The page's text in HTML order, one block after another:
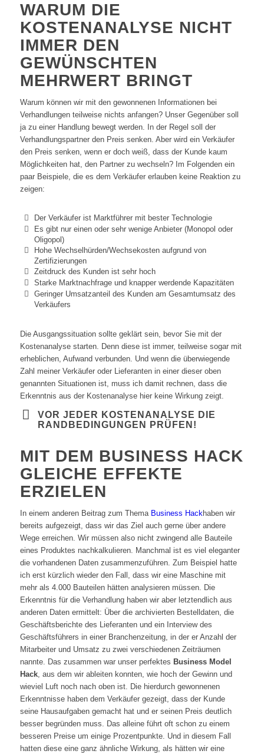
WARUM DIE
KOSTENANALYSE NICHT
IMMER DEN
GEWÜNSCHTEN
MEHRWERT BRINGT
Warum können wir mit den gewonnenen Informationen bei
Verhandlungen teilweise nichts anfangen? Unser Gegenüber soll
ja zu einer Handlung bewegt werden. In der Regel soll der
Verhandlungspartner den Preis senken. Aber wird ein Verkäufer
den Preis senken, wenn er doch weiß, dass der Kunde kaum
Möglichkeiten hat, den Partner zu wechseln? Im Folgenden ein
paar Beispiele, die es dem Verkäufer erlauben keine Reaktion zu
zeigen:
Der Verkäufer ist Marktführer mit bester Technologie
Es gibt nur einen oder sehr wenige Anbieter (Monopol oder
Oligopol)
Hohe Wechselhürden/Wechsekosten aufgrund von
Zertifizierungen
Zeitdruck des Kunden ist sehr hoch
Starke Marktnachfrage und knapper werdende Kapazitäten
Geringer Umsatzanteil des Kunden am Gesamtumsatz des
Verkäufers
Die Ausgangssituation sollte geklärt sein, bevor Sie mit der
Kostenanalyse starten. Denn diese ist immer, teilweise sogar mit
erheblichen, Aufwand verbunden. Und wenn die überwiegende
Zahl meiner Verkäufer oder Lieferanten in einer dieser oben
genannten Situationen ist, muss ich damit rechnen, dass die
Erkenntnis aus der Kostenanalyse hier keine Wirkung zeigt.
VOR JEDER KOSTENANALYSE DIE
RANDBEDINGUNGEN PRÜFEN!
MIT DEM BUSINESS HACK
GLEICHE EFFEKTE
ERZIELEN
In einem anderen Beitrag zum Thema Business Hackhaben wir
bereits aufgezeigt, dass wir das Ziel auch gerne über andere
Wege erreichen. Wir müssen also nicht zwingend alle Bauteile
eines Produktes nachkalkulieren. Manchmal ist es viel eleganter
die vorhandenen Daten zusammenzuführen. Zum Beispiel hatte
ich erst kürzlich wieder den Fall, dass wir eine Maschine mit
mehr als 4.000 Bauteilen hätten analysieren müssen. Die
Erkenntnis für die Verhandlung haben wir aber letztendlich aus
anderen Daten ermittelt: Über die archivierten Bestelldaten, die
Geschäftsberichte des Lieferanten und ein Interview des
Geschäftsführers in einer Branchenzeitung, in der er Anzahl der
Mitarbeiter und Umsatz zu zwei verschiedenen Zeiträumen
nannte. Das zusammen war unser perfektes Business Model
Hack, aus dem wir ableiten konnten, wie hoch der Gewinn und
wieviel Luft noch nach oben ist. Die hierdurch gewonnenen
Erkenntnisse haben dem Verkäufer gezeigt, dass der Kunde
seine Hausaufgaben gemacht hat und er seinen Preis deutlich
besser begründen muss. Das alleine führt oft schon zu einem
besseren Preise um einige Prozentpunkte. Und in diesem Fall
hatten diese eine ganz ähnliche Wirkung, als hätten wir eine